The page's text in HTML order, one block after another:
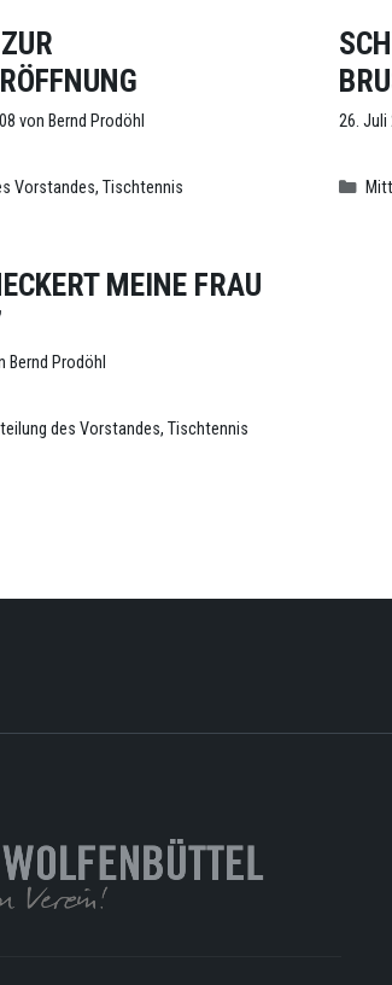
von Bernd Prodöhl
Vorstandes, Tischtennis
26. Juli
MEINE FRAU
Bernd Prodöhl
des Vorstandes, Tischtennis